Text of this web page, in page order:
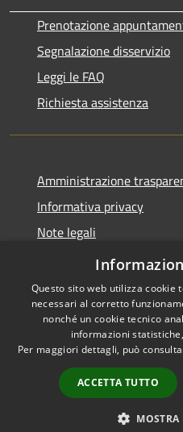
Prenotazione
Segnalazione disservizio
Leggi le FAQ
Richiesta assistenza
Amministrazione
Informativa privacy
Note legali
Dichiarazione di
Accessibilità
Questo sito web utilizza
necessari al corretto
nonché un cookie tecnico
informazioni
Per maggiori dettagli, può
ACCETTA TUTTO
MOSTRA